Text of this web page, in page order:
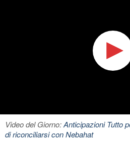
Video del Giorno:Anticipazioni Tutto
di riconciliarsi con Nebahat